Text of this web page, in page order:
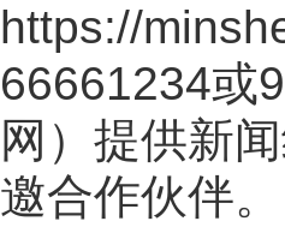
https://
66661234或
网 ）提供新
邀合作伙伴。